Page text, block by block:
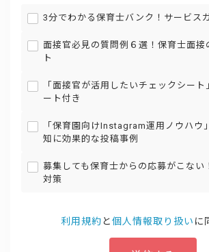
3分でわかる保育士バンク！サービス
面接官必見の質問例６選！保育士面接
ト
「面接官が活用したいチェックシー
ート付き
「保育園向けInstagram運用ノウハウ
知に効果的な投稿事例
募集しても保育士からの応募がこない
対策
利用規約と個人情報取り扱い に